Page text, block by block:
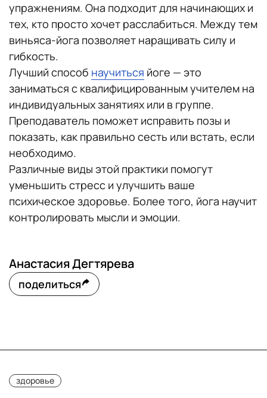
упражнениям. Она подходит для начинающих и
тех, кто просто хочет расслабиться. Между тем
виньяса-йога позволяет наращивать силу и
гибкость.
Лучший способ научиться йоге — это
заниматься с квалифицированным учителем на
индивидуальных занятиях или в группе.
Преподаватель поможет исправить позы и
показать, как правильно сесть или встать, если
необходимо.
Различные виды этой практики помогут
уменьшить стресс и улучшить ваше
психическое здоровье. Более того, йога научит
контролировать мысли и эмоции.
Анастасия Дегтярева
поделиться
здоровье